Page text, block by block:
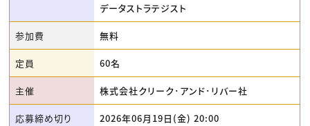
データストラテジスト
参加費 無料
定員 60名
主催 株式会社クリーク･アンド･リバー社
応募締め切り 2026年06月19日(金) 20:00